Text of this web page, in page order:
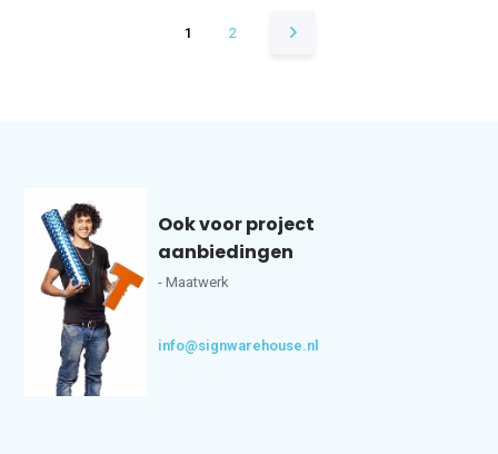
1 2
Ook voor project
aanbiedingen
- Maatwerk
info@signwarehouse.nl